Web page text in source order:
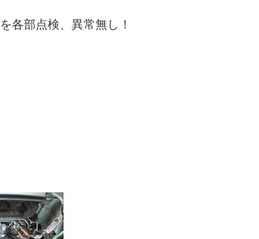
各部点検、異常無し！